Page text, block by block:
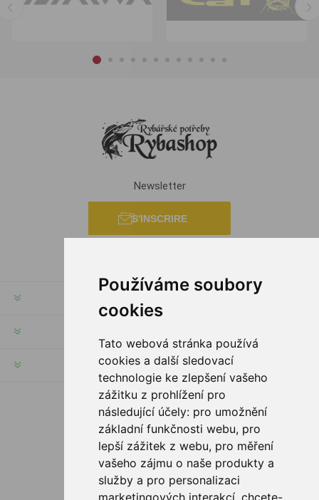
Používáme soubory
cookies
Tato webová stránka používá
cookies a další sledovací
technologie ke zlepšení vašeho
zážitku z prohlížení pro
následující účely: pro umožnění
základní funkčnosti webu, pro
lepší zážitek z webu, pro měření
vašeho zájmu o naše produkty a
služby a pro personalizaci
marketingových interakcí, chcete-
Newsletter
S'INSCRIRE
SERVICES
SUIVEZ NOUS
OPTIONS DE PAIEMENT